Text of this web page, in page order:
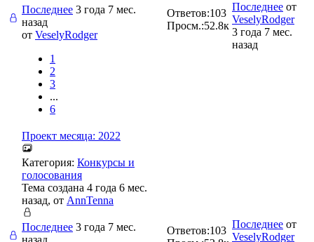
Последнее 3 года 7 мес.
назад
от VeselyRodger
1
2
3
...
6
Ответов:103
Просм.:52.8к
Последнее от
VeselyRodger
3 года 7 мес.
назад
Проект месяца: 2022
Категория: Конкурсы и
голосования
Тема создана 4 года 6 мес.
назад, от AnnTenna
Последнее 3 года 7 мес.
назад
Ответов:103
Последнее от
VeselyRodger